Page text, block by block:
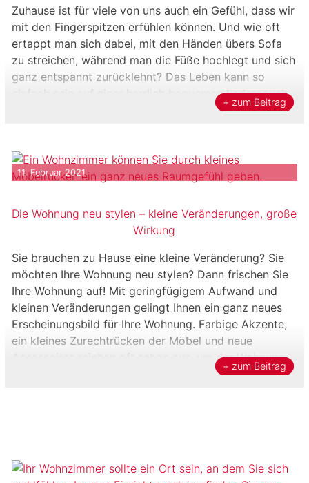
Zuhause ist für viele von uns auch ein Gefühl, dass wir
mit den Fingerspitzen erfühlen können. Und wie oft
ertappt man sich dabei, mit den Händen übers Sofa
zu streichen, während man die Füße hochlegt und sich
ganz entspannt zurücklehnt? Das Leben kann so
einfach sein auf einer herrlich bequemen Ledercouch
+ zum Beitrag
11. Februar 2021
Die Wohnung neu stylen – kleine Veränderungen, große
Wirkung
Sie brauchen zu Hause eine kleine Veränderung? Sie
möchten Ihre Wohnung neu stylen? Dann frischen Sie
Ihre Wohnung auf! Mit geringfügigem Aufwand und
kleinen Veränderungen gelingt Ihnen ein ganz neues
Erscheinungsbild für Ihre Wohnung. Farbige Akzente,
ein kleines Zurechtrücken der Möbel und neue
Accessoires reichen oft schon aus, um der Wohnung
einen neuen Look zu verpassen. Werden […]
+ zum Beitrag